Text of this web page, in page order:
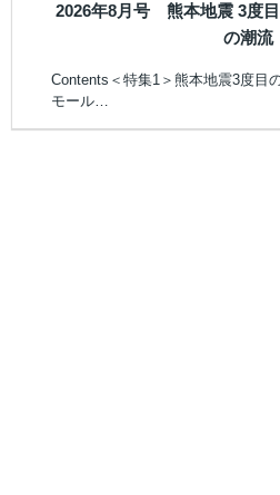
2026年8月号 熊本地震 3度
の潮流
Contents＜特集1＞熊本地震3度目
モール…